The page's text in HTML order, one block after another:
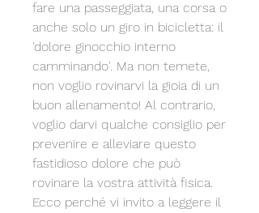
fare una passeggiata, una corsa o
anche solo un giro in bicicletta: il
'dolore ginocchio interno
camminando'. Ma non temete,
non voglio rovinarvi la gioia di un
buon allenamento! Al contrario,
voglio darvi qualche consiglio per
prevenire e alleviare questo
fastidioso dolore che può
rovinare la vostra attività fisica.
Ecco perché vi invito a leggere il